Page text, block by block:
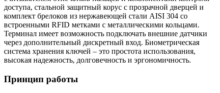
доступа, стальной защитный корус с прозрачной дверцей и
комплект брелоков из нержавеющей стали AISI 304 со
встроенными RFID метками с металлическими кольцами.
Терминал имеет возможность подключать внешние датчики
через дополнительный дискретный вход. Биометрическая
система хранения ключей – это простота использования,
высокая надежность, долговечность и эргономичность.
Принцип работы